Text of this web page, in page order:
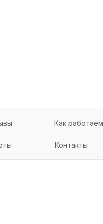
Как работаем
Контакты